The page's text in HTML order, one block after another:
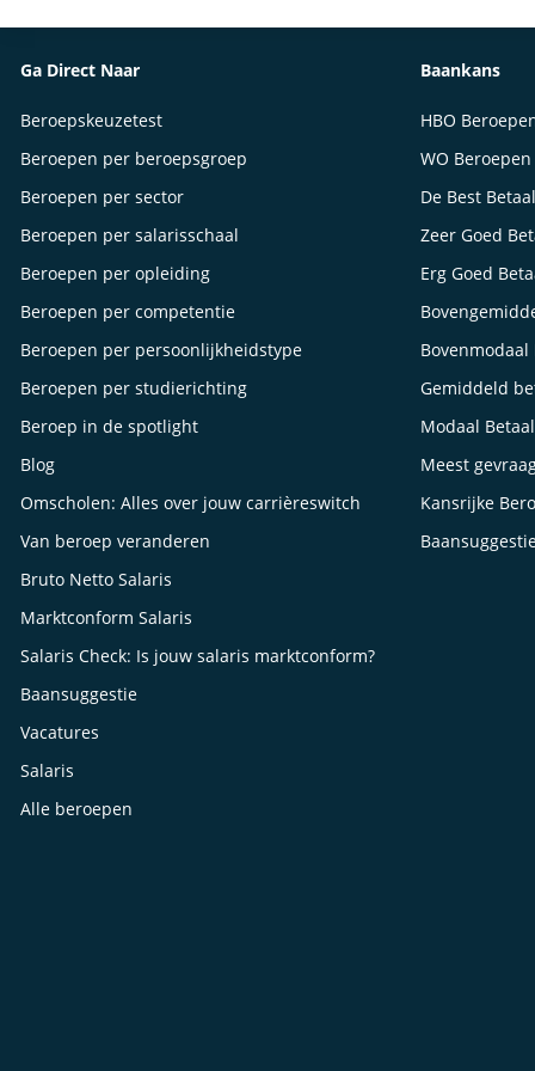
Ga Direct Naar
Beroepskeuzetest
Beroepen per beroepsgroep
Beroepen per sector
Beroepen per salarisschaal
Beroepen per opleiding
Beroepen per competentie
Beroepen per persoonlijkheidstype
Beroepen per studierichting
Beroep in de spotlight
Blog
Omscholen: Alles over jouw carrièreswitch
Van beroep veranderen
Bruto Netto Salaris
Marktconform Salaris
Salaris Check: Is jouw salaris marktconform?
Baansuggestie
Vacatures
Salaris
Alle beroepen
Baankans
HBO
WO Beroepen
De Best
Zeer Goed
Erg Goed
Gemiddeld
Modaal
Meest
Kansrijke